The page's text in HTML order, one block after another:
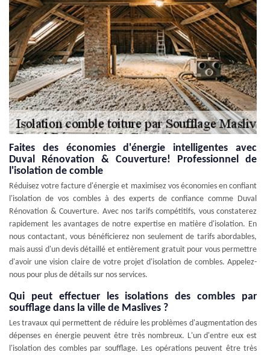
Faites des économies d'énergie intelligentes avec
Duval Rénovation & Couverture! Professionnel de
l'isolation de comble
Réduisez votre facture d'énergie et maximisez vos économies en confiant
l'isolation de vos combles à des experts de confiance comme Duval
Rénovation & Couverture. Avec nos tarifs compétitifs, vous constaterez
rapidement les avantages de notre expertise en matière d'isolation. En
nous contactant, vous bénéficierez non seulement de tarifs abordables,
mais aussi d'un devis détaillé et entièrement gratuit pour vous permettre
d'avoir une vision claire de votre projet d'isolation de combles. Appelez-
nous pour plus de détails sur nos services.
Qui peut effectuer les isolations des combles par
soufflage dans la ville de Maslives ?
Les travaux qui permettent de réduire les problèmes d'augmentation des
dépenses en énergie peuvent être très nombreux. L'un d'entre eux est
l'isolation des combles par soufflage. Les opérations peuvent être très